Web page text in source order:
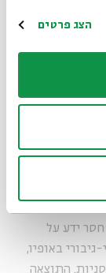
הצג פרטים
הפערים
הגמורים
של
חסר ידע על
באופיו,
התוצאה